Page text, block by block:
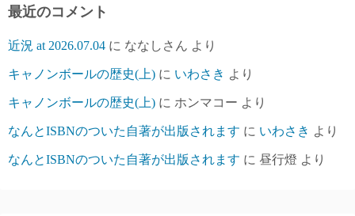
最近のコメント
近況 at 2026.07.04 に ななしさん より
キャノンボールの歴史(上) に いわさき より
キャノンボールの歴史(上) に ホンマコー より
なんとISBNのついた自著が出版されます に いわさき より
なんとISBNのついた自著が出版されます に 昼行燈 より